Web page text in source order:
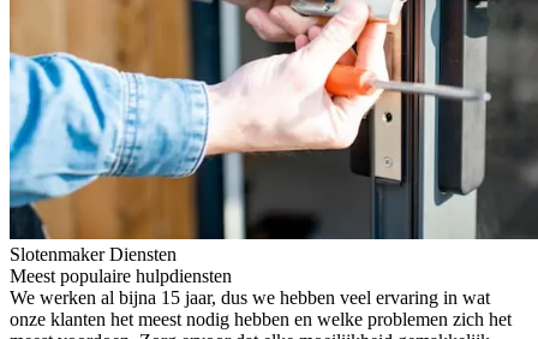
Slotenmaker Diensten
Meest populaire hulpdiensten
We werken al bijna 15 jaar, dus we hebben veel ervaring in wat
onze klanten het meest nodig hebben en welke problemen zich het